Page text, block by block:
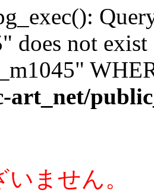
does not
art_net/
ません。